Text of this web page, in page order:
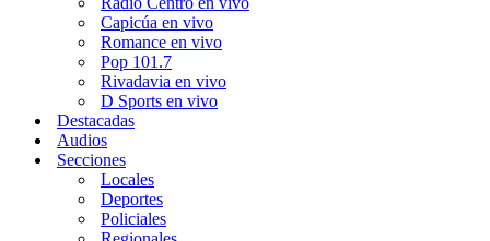
Capicúa en vivo
Romance en vivo
Pop 101.7
Rivadavia en vivo
D Sports en vivo
Destacadas
Audios
Secciones
Locales
Deportes
Policiales